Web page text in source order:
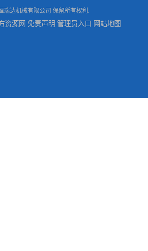
瑞达机械有限公司 保留所有权利.
资源网 免责声明 管理员入口 网站地图